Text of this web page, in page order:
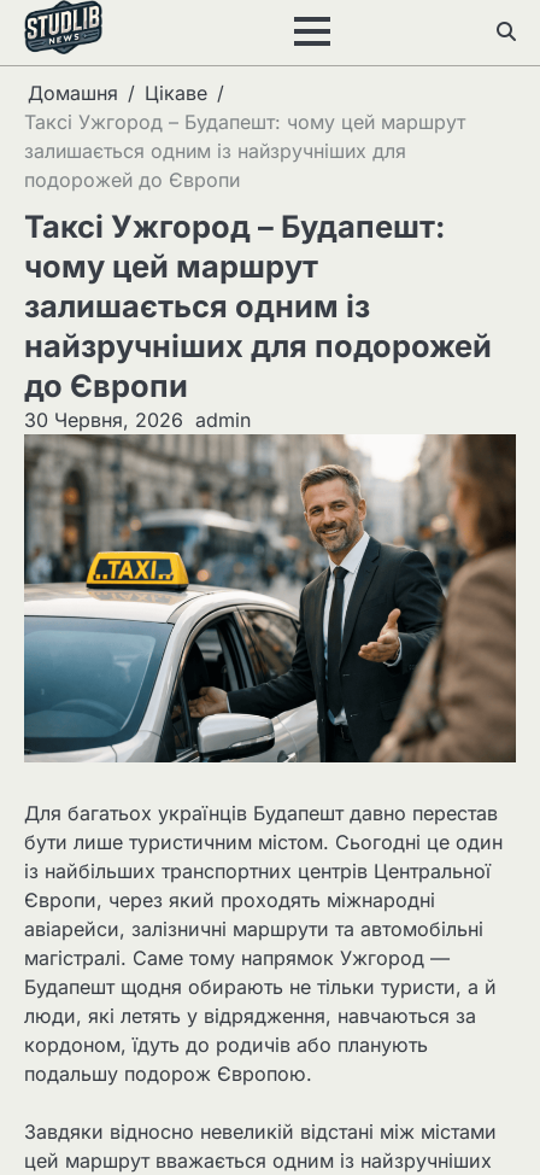
Перейти
вмісту
Домашня
Цікаве
Таксі Ужгород – Будапешт: чому цей маршрут
залишається одним із найзручніших для
подорожей до Європи
Таксі Ужгород – Будапешт:
чому цей маршрут
залишається одним із
найзручніших для подорожей
до Європи
30 Червня, 2026 admin
Для багатьох українців Будапешт давно перестав
бути лише туристичним містом. Сьогодні це один
із найбільших транспортних центрів Центральної
Європи, через який проходять міжнародні
авіарейси, залізничні маршрути та автомобільні
магістралі. Саме тому напрямок Ужгород —
Будапешт щодня обирають не тільки туристи, а й
люди, які летять у відрядження, навчаються за
кордоном, їдуть до родичів або планують
подальшу подорож Європою.
Завдяки відносно невеликій відстані між містами
цей маршрут вважається одним із найзручніших